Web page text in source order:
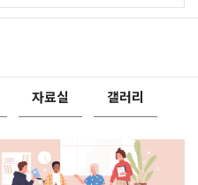
사회복지사 채용공고
료상담가 모집공고
지원사업 참여자 모집 공고(기간연장)
사회복지사 채용공고
자료실 갤러리